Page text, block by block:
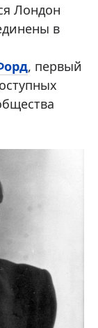
Лондон
в
, первый